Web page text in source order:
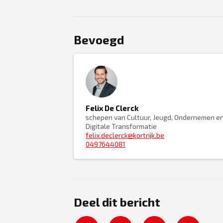
Bevoegd
Felix De Clerck
schepen van Cultuur, Jeugd, Ondernemen
Digitale Transformatie
felix.declerck@kortrijk.be
0497644081
Deel dit bericht